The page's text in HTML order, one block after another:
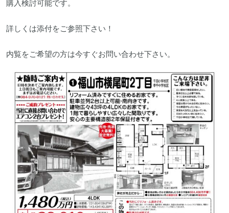
購入検討可能です。
詳しくは添付をご参照下さい！
内覧をご希望の方は今すぐお問い合わせ下さい。